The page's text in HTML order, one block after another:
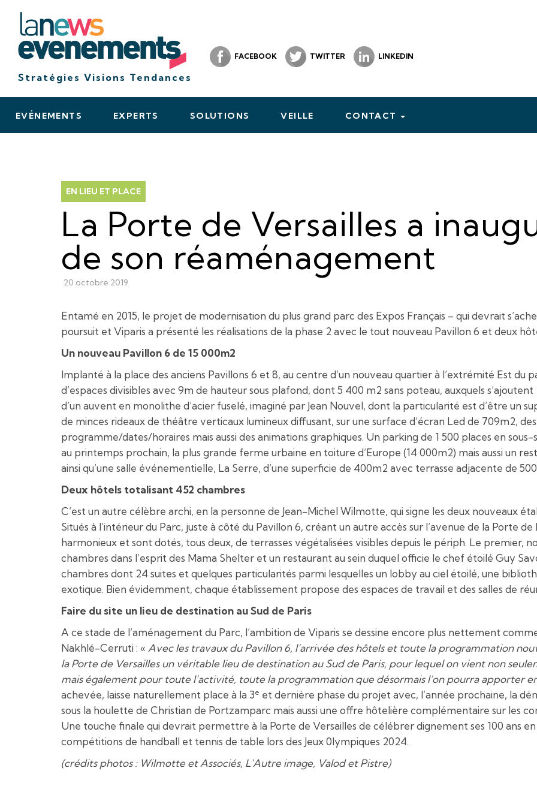
Stratégies Visions Tendances
FACEBOOK TWITTER LINKEDIN
EVÉNEMENTS EXPERTS SOLUTIONS VEILLE CONTACT
EN LIEU ET PLACE
La Porte de Versailles a
de son réaménagement
20 octobre 2019
Entamé en 2015, le projet de modernisation du plus grand parc des Expos Français – qui devrait
poursuit et Viparis a présenté les réalisations de la phase 2 avec le tout nouveau Pavillon 6 et deux
Un nouveau Pavillon 6 de 15 000m2
Implanté à la place des anciens Pavillons 6 et 8, au centre d’un nouveau quartier à l’extrémité Est du
d’espaces divisibles avec 9m de hauteur sous plafond, dont 5 400 m2 sans poteau, auxquels
d’un auvent en monolithe d’acier fuselé, imaginé par Jean Nouvel, dont la particularité est d’être un
de minces rideaux de théâtre verticaux lumineux diffusant, sur une surface d’écran Led de 709m2,
programme/dates/horaires mais aussi des animations graphiques. Un parking de 1 500 places en
au printemps prochain, la plus grande ferme urbaine en toiture d’Europe (14 000m2) mais aussi un
ainsi qu’une salle événementielle, La Serre, d’une superficie de 400m2 avec terrasse adjacente de
Deux hôtels totalisant 452 chambres
C’est un autre célèbre archi, en la personne de Jean-Michel Wilmotte, qui signe les deux nouveaux
Situés à l’intérieur du Parc, juste à côté du Pavillon 6, créant un autre accès sur l’avenue de la Porte
harmonieux et sont dotés, tous deux, de terrasses végétalisées visibles depuis le périph. Le premier,
chambres dans l’esprit des Mama Shelter et un restaurant au sein duquel officie le chef étoilé Guy
chambres dont 24 suites et quelques particularités parmi lesquelles un lobby au ciel étoilé, une
exotique. Bien évidemment, chaque établissement propose des espaces de travail et des salles de
Faire du site un lieu de destination au Sud de Paris
A ce stade de l’aménagement du Parc, l’ambition de Viparis se dessine encore plus nettement
Nakhlé-Cerruti : « Avec les travaux du Pavillon 6, l’arrivée des hôtels et toute la programmation
la Porte de Versailles un véritable lieu de destination au Sud de Paris, pour lequel on vient non
mais également pour toute l’activité, toute la programmation que désormais l’on pourra apporter
achevée, laisse naturellement place à la 3e et dernière phase du projet avec, l’année prochaine, la
sous la houlette de Christian de Portzamparc mais aussi une offre hôtelière complémentaire sur les
Une touche finale qui devrait permettre à la Porte de Versailles de célébrer dignement ses 100 ans
compétitions de handball et tennis de table lors des Jeux 0lympiques 2024.
(crédits photos : Wilmotte et Associés, L’Autre image, Valod et Pistre)